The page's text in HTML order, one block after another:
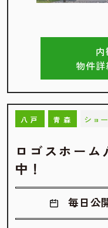
物件
八戸 青森 ショ
ロゴスホー
中！
毎日公